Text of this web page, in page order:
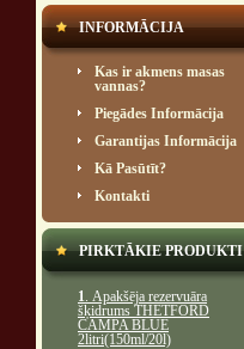
INFORMĀCIJA
Kas ir akmens masas
vannas?
Piegādes Informācija
Garantijas Informācija
Kā Pasūtīt?
Kontakti
PIRKTĀKIE PRODUKTI
1. Apakšēja rezervuāra
šķidrums THETFORD
CAMPA BLUE
2litri(150ml/20l)